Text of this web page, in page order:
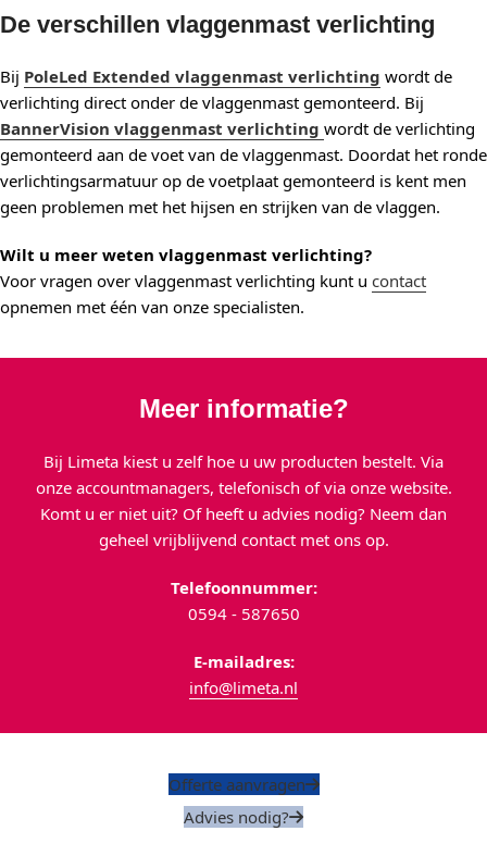
De verschillen vlaggenmast verlichting
Bij PoleLed Extended vlaggenmast verlichting wordt de
verlichting direct onder de vlaggenmast gemonteerd. Bij
BannerVision vlaggenmast verlichting wordt de verlichting
gemonteerd aan de voet van de vlaggenmast. Doordat het ronde
verlichtingsarmatuur op de voetplaat gemonteerd is kent men
geen problemen met het hijsen en strijken van de vlaggen.
Wilt u meer weten vlaggenmast verlichting?
Voor vragen over vlaggenmast verlichting kunt u contact
opnemen met één van onze specialisten.
Meer informatie?
Bij Limeta kiest u zelf hoe u uw producten bestelt. Via
onze accountmanagers, telefonisch of via onze website.
Komt u er niet uit? Of heeft u advies nodig? Neem dan
geheel vrijblijvend contact met ons op.
Telefoonnummer:
0594 - 587650
E-mailadres:
info@limeta.nl
Offerte aanvragen
Advies nodig?